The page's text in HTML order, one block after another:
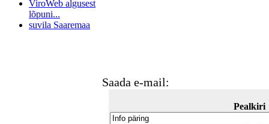
ViroWeb algusest
lõpuni...
suvila Saaremaa
Saada e-mail:
Pealkiri